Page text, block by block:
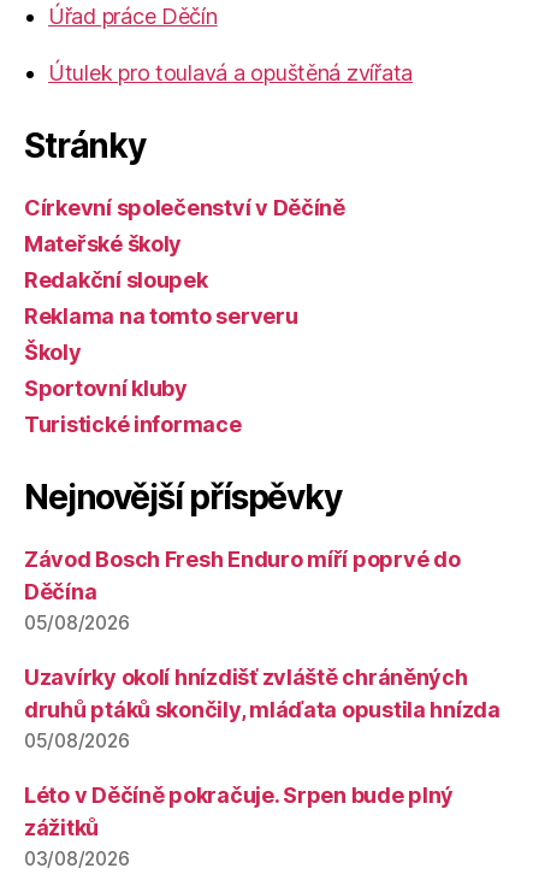
Úřad práce Děčín
Útulek pro toulavá a opuštěná zvířata
Stránky
Církevní společenství v Děčíně
Mateřské školy
Redakční sloupek
Reklama na tomto serveru
Školy
Sportovní kluby
Turistické informace
Nejnovější příspěvky
Závod Bosch Fresh Enduro míří poprvé do
Děčína
05/08/2026
Uzavírky okolí hnízdišť zvláště chráněných
druhů ptáků skončily, mláďata opustila hnízda
05/08/2026
Léto v Děčíně pokračuje. Srpen bude plný
zážitků
03/08/2026